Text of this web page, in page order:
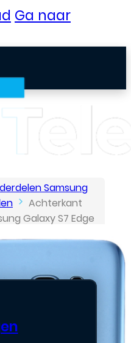
Ga naar
Samsung
Achterkant
Galaxy S7 Edge